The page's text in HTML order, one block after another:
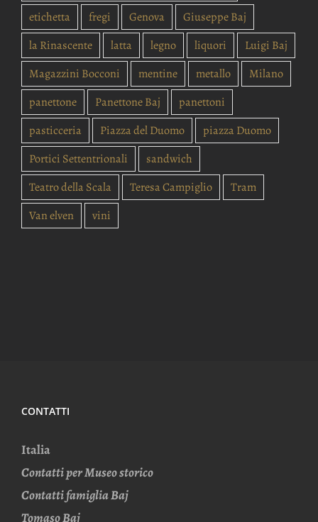
etichetta
fregi Genova
Giuseppe Baj
la Rinascente
latta legno liquori
Luigi Baj
Magazzini Bocconi
mentine metallo
Milano
panettone
Panettone Baj
panettoni
pasticceria
Piazza del Duomo
piazza Duomo
Portici Settentrionali
sandwich
Teatro della Scala
Teresa Campiglio
Tram
Van elven
vini
CONTATTI
Italia
Contatti per Museo storico
Contatti famiglia Baj
Tomaso Baj